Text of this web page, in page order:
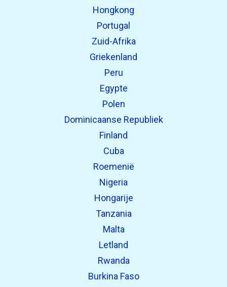
Hongkong
Portugal
Zuid-Afrika
Griekenland
Peru
Egypte
Polen
Dominicaanse Republiek
Finland
Cuba
Roemenië
Nigeria
Hongarije
Tanzania
Malta
Letland
Rwanda
Burkina Faso